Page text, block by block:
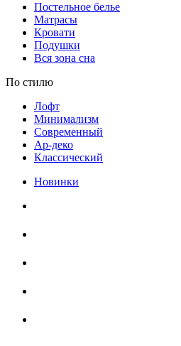
Постельное белье
Матрасы
Кровати
Подушки